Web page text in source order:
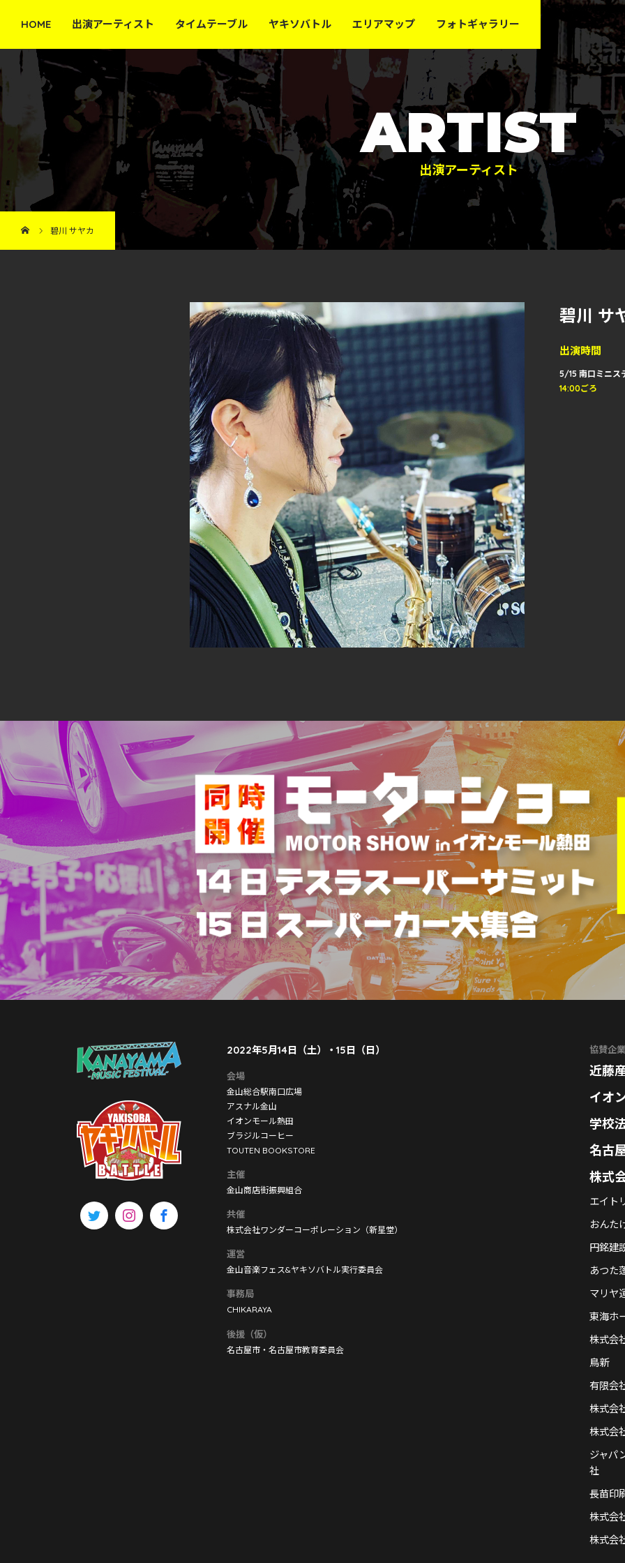
HOME 出演アーティスト タイムテーブル ヤキソバトル エリアマップ フォトギャラリー
ARTIST
出演アーティスト
碧川 サヤカ
碧川 サ
出演時間
5/15 南口ミニス
14:00ごろ
2022年5月14日（土）・15日（日）
会場
金山総合駅南口広場
アスナル金山
イオンモール熱田
ブラジルコーヒー
TOUTEN BOOKSTORE
主催
金山商店街振興組合
共催
株式会社ワンダーコーポレーション（新星堂）
運営
金山音楽フェス&ヤキソバトル実行委員会
事務局
CHIKARAYA
後援（仮）
名古屋市・名古屋市教育委員会
協賛企業
近藤
イオ
学校
名古
株式
エイト
おんた
円銘建
あつた
マリヤ
東海ホ
株式会
鳥新
有限会
株式会
株式会
ジャパ
社
長苗印
株式会
株式会